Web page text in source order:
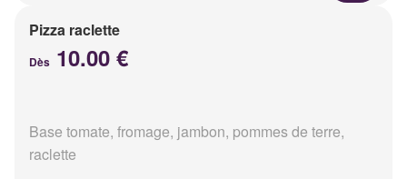
Pizza raclette
Dès 10.00 €
Base tomate, fromage, jambon, pommes de terre,
raclette